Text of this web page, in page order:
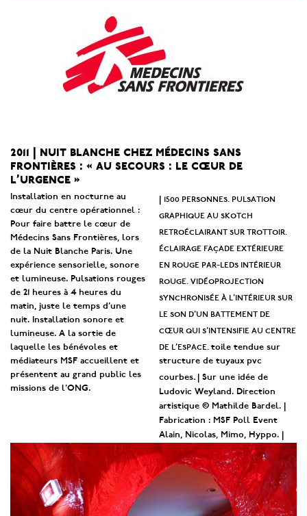
2011 | nuit blanche chez médecins sans
frontières : « au secours : le cœur de
l’urgence »
Installation en nocturne au
cœur du centre opérationnel :
Pour faire battre le cœur de
Médecins Sans Frontières, lors
de la Nuit Blanche Paris. Une
expérience sensorielle, sonore
et lumineuse. Pulsations rouges
de 21 heures à 4 heures du
matin, juste le temps d’une
nuit. Installation sonore et
lumineuse. A la sortie de
laquelle les bénévoles et
médiateurs MSF accueillent et
présentent au grand public les
missions de l’ONG.
1500 personnes. pulsation
graphique au skotch
retroéclairant sur trottoir.
éclairage façade extérieure
en rouge par-leds intérieur
rouge. vidéoprojection
synchronisée à l’intérieur sur
le son d’un battement de
cœur qui s’intensifie au centre
de l’espace.toile tendue sur
structure de tuyaux pvc
courbes
| Sur une idée de
Ludovic Weyland. Direction
artistique © Mathilde Bardel. |
Fabrication : MSF Poll Event
Alain, Nicolas, Mimo, Hyppo. |